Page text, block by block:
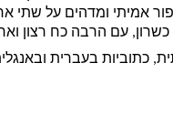
אמיתי ומדהים על שתי
עם הרבה כח רצון
כתוביות בעברית